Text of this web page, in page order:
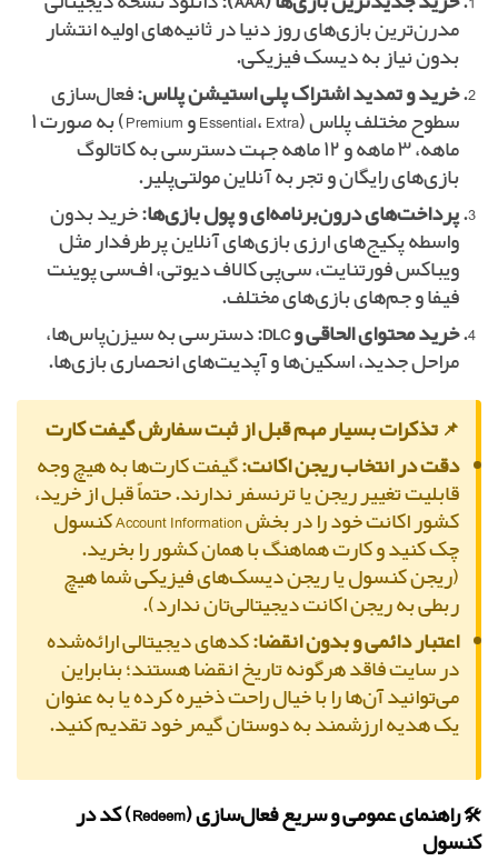
مدرن‌ترین بازی‌های روز دنیا در ثانیه‌های اولیه انتشار
بدون نیاز به دیسک فیزیکی.
خرید و تمدید اشتراک پلی استیشن پلاس:فعال‌سازی
سطوح مختلف پلاس (Essential، Extra و Premium) به صورت ۱
ماهه، ۳ ماهه و ۱۲ ماهه جهت دسترسی به کاتالوگ
بازی‌های رایگان و تجربه آنلاین مولتی‌پلیر.
پرداخت‌های درون‌برنامه‌ای و پول بازی‌ها:خرید بدون
واسطه پکیج‌های ارزی بازی‌های آنلاین پرطرفدار مثل
ویباکس فورتنایت، سی‌پی کالاف دیوتی، اف‌سی پوینت
فیفا و جم‌های بازی‌های مختلف.
خرید محتوای الحاقی و DLC:
دسترسی به سیزن‌پاس‌ها،
مراحل جدید، اسکین‌ها و آپدیت‌های انحصاری بازی‌ها.
📌 تذکرات بسیار مهم قبل از ثبت سفارش گیفت کارت
دقت در انتخاب ریجن اکانت:گیفت کارت‌ها به هیچ وجه
قابلیت تغییر ریجن یا ترنسفر ندارند. حتماً قبل از خرید،
کشور اکانت خود را در بخش Account Information کنسول
چک کنید و کارت هماهنگ با همان کشور را بخرید.
(ریجن کنسول یا ریجن دیسک‌های فیزیکی شما هیچ
ربطی به ریجن اکانت دیجیتالی‌تان ندارد).
اعتبار دائمی و بدون انقضا:کدهای دیجیتالی ارائه‌شده
در سایت فاقد هرگونه تاریخ انقضا هستند؛ بنابراین
می‌توانید آن‌ها را با خیال راحت ذخیره کرده یا به عنوان
یک هدیه ارزشمند به دوستان گیمر خود تقدیم کنید.
🛠️ راهنمای عمومی و سریع فعال‌سازی (Redeem) کد در
کنسول